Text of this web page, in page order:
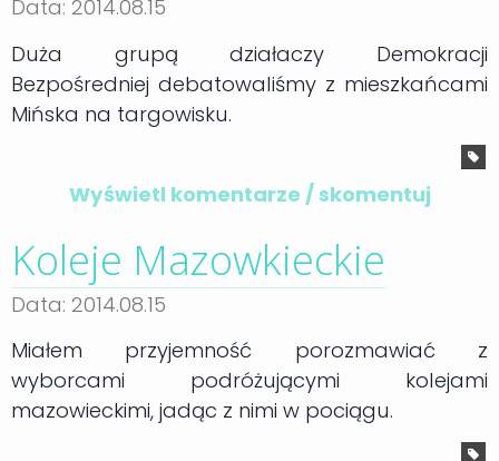
Data: 2014.08.15
Duża grupą działaczy Demokracji
Bezpośredniej debatowaliśmy z mieszkańcami
Mińska na targowisku.
Wyświetl komentarze / skomentuj
Koleje Mazowkieckie
Data: 2014.08.15
Miałem przyjemność porozmawiać z
wyborcami podróżującymi kolejami
mazowieckimi, jadąc z nimi w pociągu.